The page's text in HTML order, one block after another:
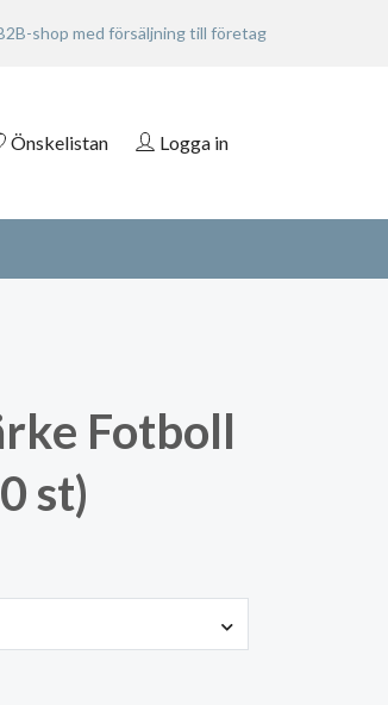
shop med försäljning till företag
Önskelistan Logga in
Fotboll
st)